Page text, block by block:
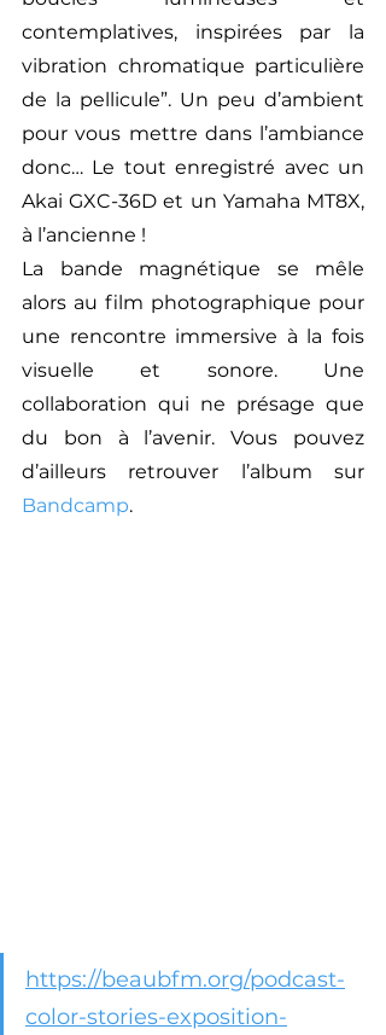
contemplatives, inspirées par la
vibration chromatique particulière
de la pellicule”. Un peu d’ambient
pour vous mettre dans l’ambiance
donc… Le tout enregistré avec un
Akai GXC-36D et un Yamaha MT8X,
à l’ancienne !
La bande magnétique se mêle
alors au film photographique pour
une rencontre immersive à la fois
visuelle et sonore. Une
collaboration qui ne présage que
du bon à l’avenir. Vous pouvez
Bandcamp.
https://beaubfm.org/podcast-
color-stories-exposition-